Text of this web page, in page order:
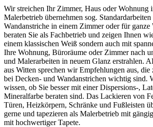
Wir streichen Ihr Zimmer, Haus oder Wohnung
Malerbetrieb übernehmen sog.
Wandanstriche in einem Zimmer oder für ganze
beraten Sie als Fachbetrieb und zeigen Ihnen
einem klassischen Weiß sondern auch mit
Ihre Wohnung, Büroräume oder Zimmer nach
und Malerarbeiten in neuem Glanz erstrahlen.
aus Witten sprechen wir Empfehlungen aus,
bei Decken- und Wandanstrichen wichtig sind.
wissen, ob Sie besser mit einer Dispersions-,
Mineralfarbe beraten sind. Das Lackieren von
Türen, Heizkörpern, Schränke und Fußleisten
gerne und tapezieren als Malerbetrieb mit
mit hochwertiger Tapete.